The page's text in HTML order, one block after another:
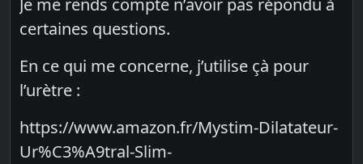
Je me rends compte n’avoir pas répondu à
certaines questions.
En ce qui me concerne, j’utilise çà pour
l’urètre :
https://www.amazon.fr/Mystim-Dilatateur-
Ur%C3%A9tral-Slim-